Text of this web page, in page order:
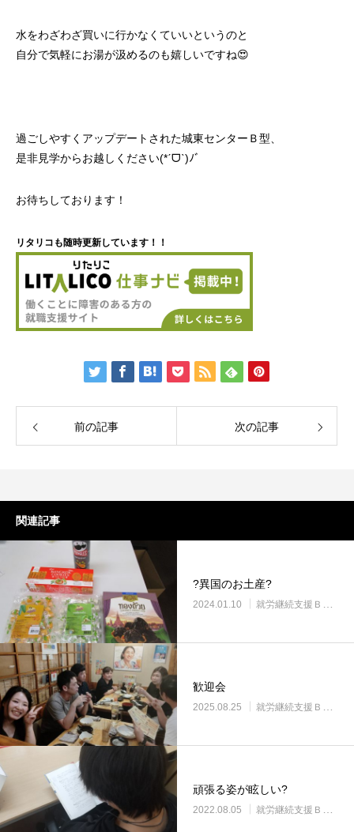
水をわざわざ買いに行かなくていいというのと
自分で気軽にお湯が汲めるのも嬉しいですね😍
過ごしやすくアップデートされた城東センターＢ型、
是非見学からお越しください(*ˊᗜˋ)ﾉﾞ
お待ちしております！
リタリコも随時更新しています！！
前の記事 次の記事
関連記事
?異国のお土産?
2024.01.10 就労継続支援Ｂ型・ニコサービス城東センター
歓迎会
2025.08.25 就労継続支援Ｂ型・ニコサービス城東センター
頑張る姿が眩しい?
2022.08.05 就労継続支援Ｂ型・ニコサービス城東センター